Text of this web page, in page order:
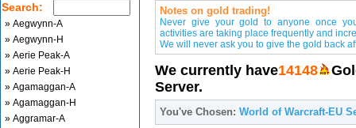
Search:
» Aegwynn-A
» Aegwynn-H
» Aerie Peak-A
» Aerie Peak-H
» Agamaggan-A
» Agamaggan-H
» Aggramar-A
Notes on gold trading!
Never give your gold to anyone once
activities are taking place frequently and
We will never ask you to give the gold back
We currently have14148
Server.
You've Chosen: World of Warcraft-EU